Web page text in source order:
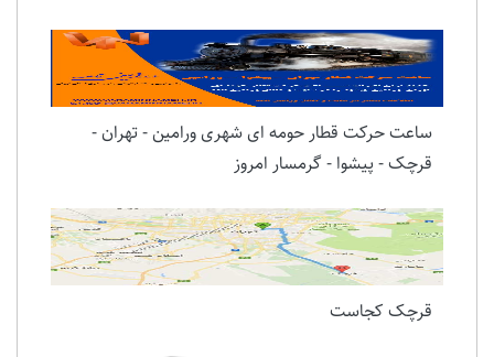
ساعت حرکت قطار حومه ای شهری ورامین - تهران -
قرچک - پیشوا - گرمسار امروز
قرچک کجاست